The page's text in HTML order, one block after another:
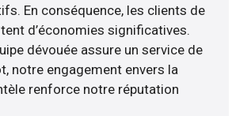
En conséquence, les clients de
d’économies significatives.
dévouée assure un service de
notre engagement envers la
renforce notre réputation